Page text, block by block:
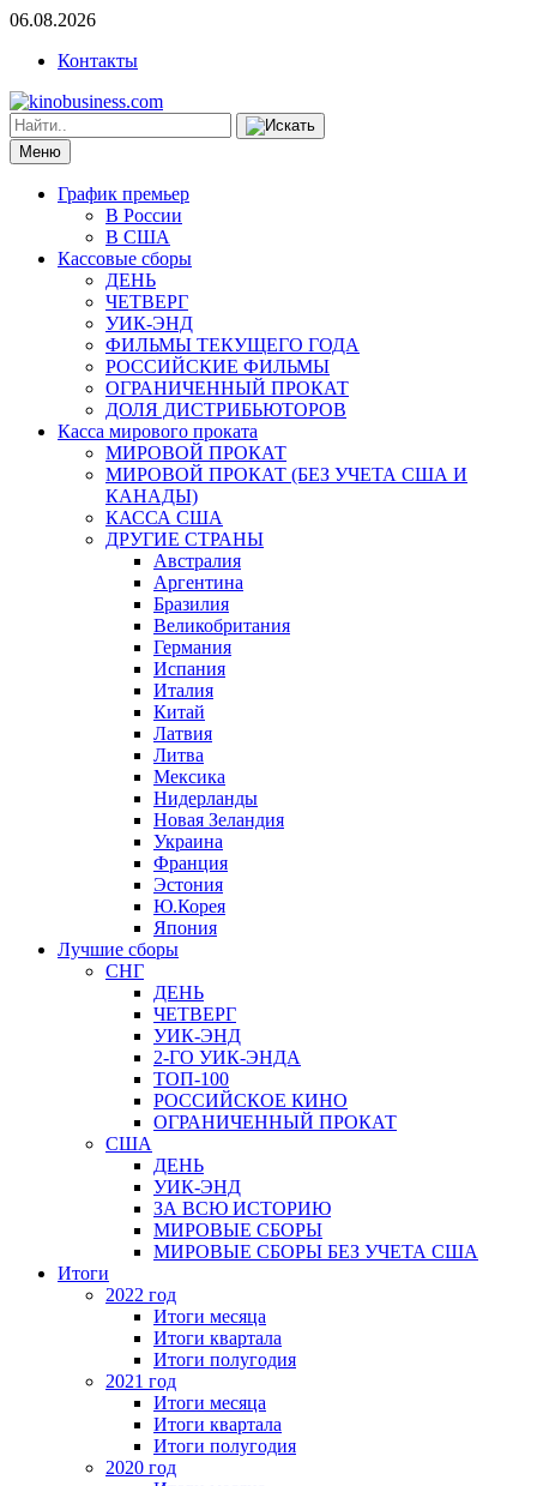
06.08.2026
Контакты
Меню
График премьер
В России
В США
Кассовые сборы
ДЕНЬ
ЧЕТВЕРГ
УИК-ЭНД
ФИЛЬМЫ ТЕКУЩЕГО ГОДА
РОССИЙСКИЕ ФИЛЬМЫ
ОГРАНИЧЕННЫЙ ПРОКАТ
ДОЛЯ ДИСТРИБЬЮТОРОВ
Касса мирового проката
МИРОВОЙ ПРОКАТ
МИРОВОЙ ПРОКАТ (БЕЗ УЧЕТА США И
КАНАДЫ)
КАССА США
ДРУГИЕ СТРАНЫ
Австралия
Аргентина
Бразилия
Великобритания
Германия
Испания
Италия
Китай
Латвия
Литва
Мексика
Нидерланды
Новая Зеландия
Украина
Франция
Эстония
Ю.Корея
Япония
Лучшие сборы
СНГ
ДЕНЬ
ЧЕТВЕРГ
УИК-ЭНД
2-ГО УИК-ЭНДА
ТОП-100
РОССИЙСКОЕ КИНО
ОГРАНИЧЕННЫЙ ПРОКАТ
США
ДЕНЬ
УИК-ЭНД
ЗА ВСЮ ИСТОРИЮ
МИРОВЫЕ СБОРЫ
МИРОВЫЕ СБОРЫ БЕЗ УЧЕТА США
Итоги
2022 год
Итоги месяца
Итоги квартала
Итоги полугодия
2021 год
Итоги месяца
Итоги квартала
Итоги полугодия
2020 год